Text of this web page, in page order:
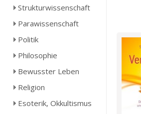
Strukturwissenschaft
Parawissenschaft
Politik
Philosophie
Bewusster Leben
Religion
Esoterik, Okkultismus